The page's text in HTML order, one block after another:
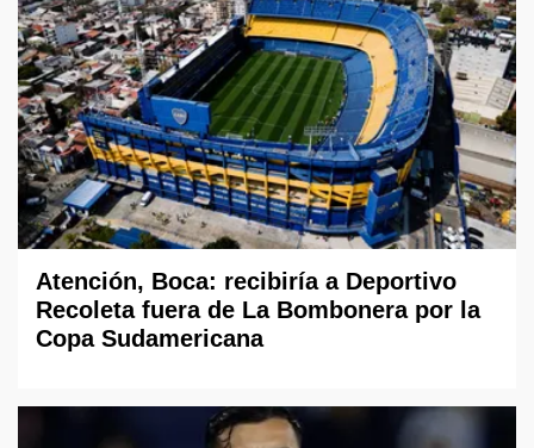
Atención, Boca: recibiría a Deportivo
Recoleta fuera de La Bombonera por la
Copa Sudamericana